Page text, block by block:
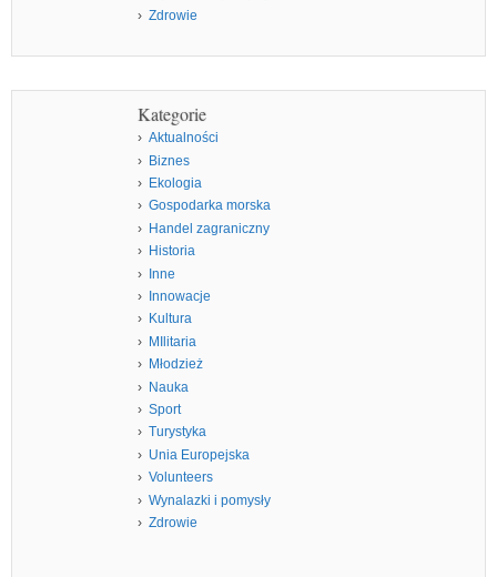
Zdrowie
Kategorie
Aktualności
Biznes
Ekologia
Gospodarka morska
Handel zagraniczny
Historia
Inne
Innowacje
Kultura
MIlitaria
Młodzież
Nauka
Sport
Turystyka
Unia Europejska
Volunteers
Wynalazki i pomysły
Zdrowie